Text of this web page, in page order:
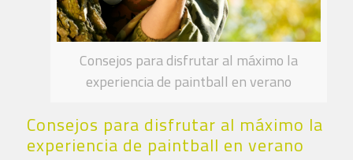
Consejos para disfrutar al máximo la
experiencia de paintball en verano
Consejos para disfrutar al máximo la
experiencia de paintball en verano